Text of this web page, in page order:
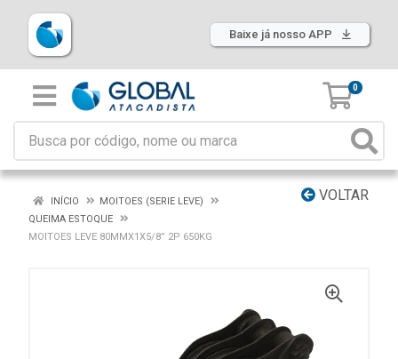
Baixe já nosso APP
0
VOLTAR
INÍCIO
MOITOES (SERIE LEVE)
QUEIMA ESTOQUE
MOITOES LEVE 80MMX1X5/8” 2P 650KG